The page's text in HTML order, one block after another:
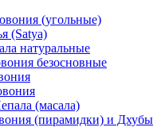
(угольные)
(Satya)
натуральные
безосновные
(масала)
(пирамидки) и Дхубы